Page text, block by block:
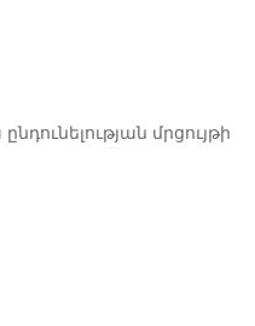
մրցույթի